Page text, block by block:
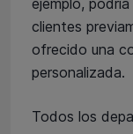
clientes
ofrecido una
personalizada.
Todos los